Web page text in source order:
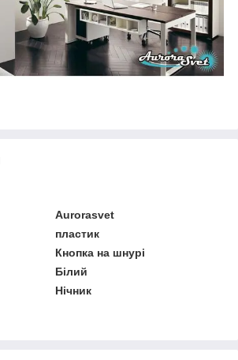
Аurorasvet
пластик
Кнопка на шнурі
Білий
Нічник